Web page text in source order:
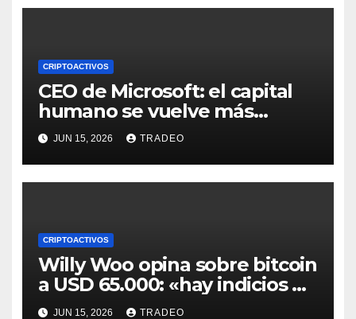
CRIPTOACTIVOS
CEO de Microsoft: el capital
humano se vuelve más
valioso a medida que crece la
IA
JUN 15, 2026 TRADEO
CRIPTOACTIVOS
Willy Woo opina sobre bitcoin
a USD 65.000: «hay indicios de
posible divergencia alcista»
JUN 15, 2026 TRADEO